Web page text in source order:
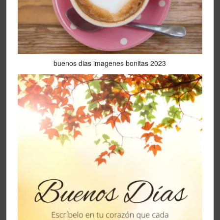
buenos dias imagenes bonitas 2023